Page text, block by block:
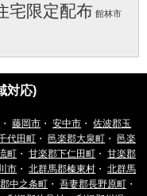
宅限定配布 館林市
対応)
・藤岡市 ・安中市 ・佐波郡玉
代田町 ・邑楽郡大泉町 ・邑楽
町 ・甘楽郡下仁田町 ・甘楽郡
市 ・北群馬郡榛東村 ・北群馬
中之条町 ・吾妻郡長野原町 ・